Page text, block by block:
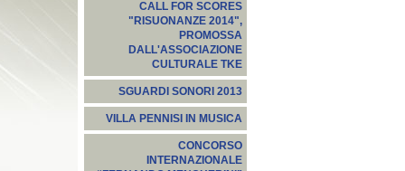
CALL FOR SCORES
"RISUONANZE 2014",
PROMOSSA
DALL'ASSOCIAZIONE
CULTURALE TKE
SGUARDI SONORI 2013
VILLA PENNISI IN MUSICA
CONCORSO
INTERNAZIONALE